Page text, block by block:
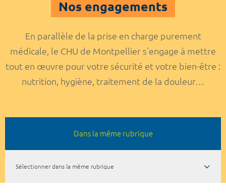
Nos engagements
En parallèle de la prise en charge purement
médicale, le CHU de Montpellier s'engage à mettre
tout en œuvre pour votre sécurité et votre bien-être :
nutrition, hygiène, traitement de la douleur…
Dans la même rubrique
Sélectionner dans la même rubrique